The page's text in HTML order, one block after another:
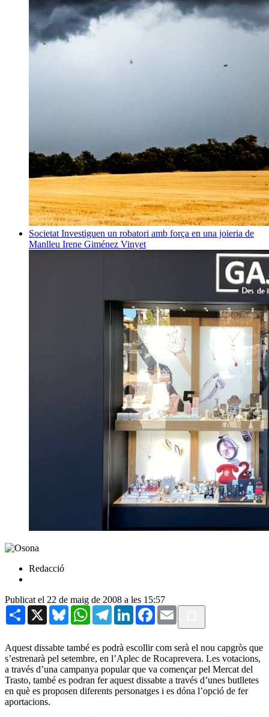
Societat Investiguen un robatori amb força en una joieria de
Manlleu Irene Giménez Vinyet
Redacció
Publicat el 22 de maig de 2008 a les 15:57
Share X BlueskyWhatsAppTelegramLinkedInFacebook
Email
Aquest dissabte també es podrà escollir com serà el nou capgròs que
s’estrenarà pel setembre, en l’Aplec de Rocaprevera. Les votacions,
a través d’una campanya popular que va començar pel Mercat del
Trasto, també es podran fer aquest dissabte a través d’unes butlletes
en què es proposen diferents personatges i es dóna l’opció de fer
aportacions.